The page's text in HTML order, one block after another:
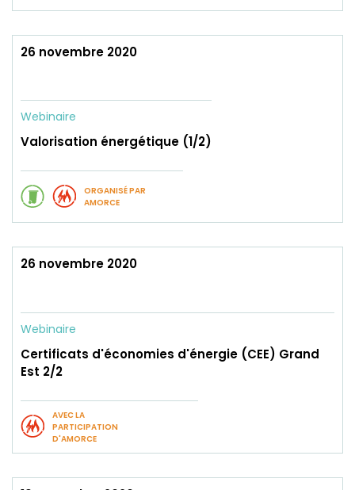
26 novembre 2020
Webinaire
Valorisation énergétique (1/2)
ORGANISÉ PAR
AMORCE
26 novembre 2020
Webinaire
Certificats d'économies d'énergie (CEE) Grand
Est 2/2
AVEC LA
PARTICIPATION
D'AMORCE